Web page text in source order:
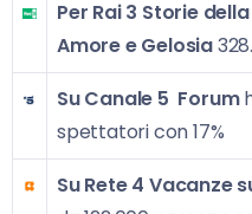
Per Rai 3 Storie
Amore e Gelosia
Su Canale 5 Forum
spettatori con 17%
Su Rete 4 Vacanze